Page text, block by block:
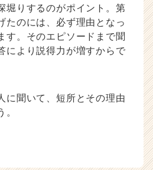
堀りするのがポイント。第
たのには、必ず理由となっ
す。そのエピソードまで聞
により説得力が増すからで
に聞いて、短所とその理由
。